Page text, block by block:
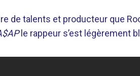
de talents et producteur que
le rappeur s’est légèrement